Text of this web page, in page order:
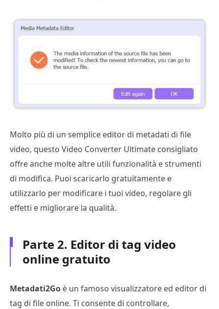
Molto più di un semplice editor di metadati di file
video, questo Video Converter Ultimate consigliato
offre anche molte altre utili funzionalità e strumenti
di modifica. Puoi scaricarlo gratuitamente e
utilizzarlo per modificare i tuoi video, regolare gli
effetti e migliorare la qualità.
Parte 2. Editor di tag video
online gratuito
Metadati2Go è un famoso visualizzatore ed editor di
tag di file online. Ti consente di controllare,